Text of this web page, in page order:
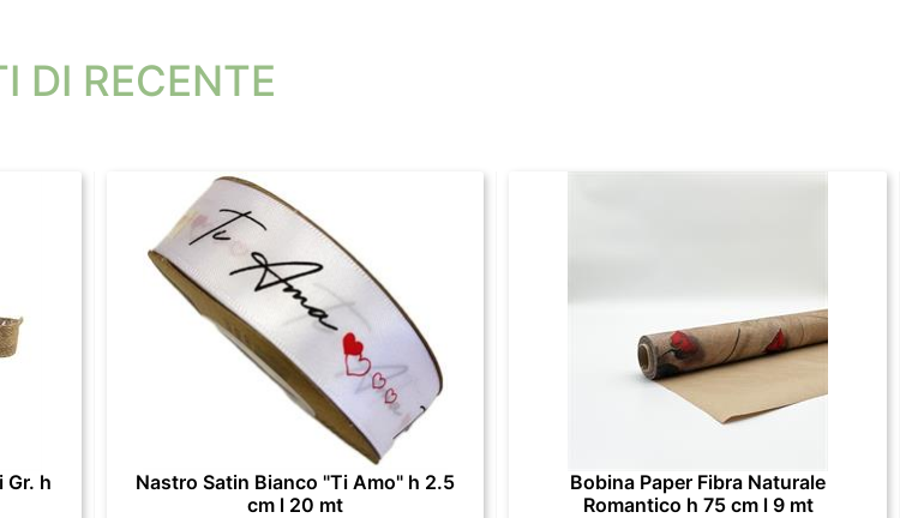
DI RECENTE
Gr. h
Nastro Satin Bianco "Ti Amo" h 2.5
cm l 20 mt
Bobina Paper Fibra Naturale
Romantico h 75 cm l 9 mt